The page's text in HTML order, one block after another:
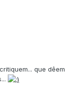
que dêem